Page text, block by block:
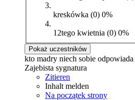
kreskówka (0) 0%
12tego kwietnia (0) 0%
Pokaż uczestników
kto madry niech sobie odpowiada
Zajebista sygnatura
Zitieren
Inhalt melden
Na początek strony